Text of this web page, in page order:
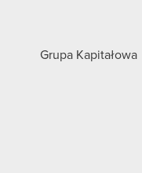
Grupa Kapitałowa